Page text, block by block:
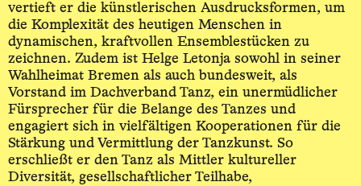
vertieft er die künstlerischen Ausdrucks­formen, um
die Komplexität des heutigen Menschen in
dynamischen, kraftvollen Ensemble­stücken zu
zeichnen. Zudem ist Helge Letonja sowohl in seiner
Wahlheimat Bremen als auch bundesweit, als
Vorstand im Dachverband Tanz, ein unermüdlicher
Fürsprecher für die Belange des Tanzes und
engagiert sich in vielfältigen Kooperationen für die
Stärkung und Vermittlung der Tanz­kunst. So
erschließt er den Tanz als Mittler kultureller
Diversität, gesellschaftlicher Teilhabe,